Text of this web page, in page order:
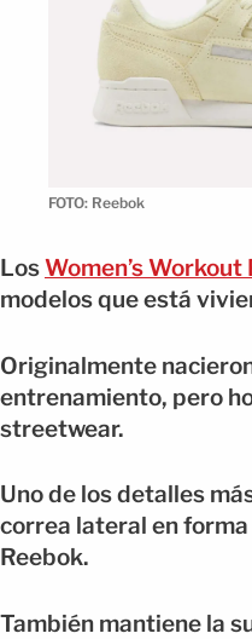
FOTO: Reebok
LosWomen’s Workout
modelos que está
Originalmente
entrenamiento, pero
streetwear.
Uno de los detalles
correa lateral en forma
Reebok.
También mantiene la